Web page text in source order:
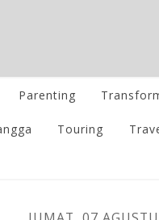
Parenting
Touring